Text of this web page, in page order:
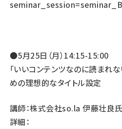
●5月25日（月）14:15-15:00
「いいコンテンツなのに読まれ
めの理想的なタイトル設定
講師：株式会社so.la 伊藤壮良氏
詳細：